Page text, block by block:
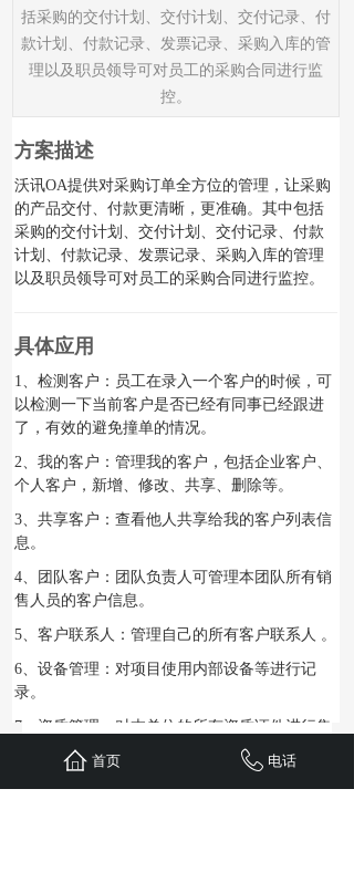
括采购的交付计划、交付计划、交付记录、付
款计划、付款记录、发票记录、采购入库的管
理以及职员领导可对员工的采购合同进行监
控。
方案描述
沃讯OA提供对采购订单全方位的管理，让采购
的产品交付、付款更清晰，更准确。其中包括
采购的交付计划、交付计划、交付记录、付款
计划、付款记录、发票记录、采购入库的管理
以及职员领导可对员工的采购合同进行监控。
具体应用
1、检测客户：员工在录入一个客户的时候，可
以检测一下当前客户是否已经有同事已经跟进
了，有效的避免撞单的情况。
2、我的客户：管理我的客户，包括企业客户、
个人客户，新增、修改、共享、删除等。
3、共享客户：查看他人共享给我的客户列表信
息。
4、团队客户：团队负责人可管理本团队所有销
售人员的客户信息。
5、客户联系人：管理自己的所有客户联系人 。
6、设备管理：对项目使用内部设备等进行记
录。
7、资质管理：对本单位的所有资质证件进行集
中管理。
首页 电话